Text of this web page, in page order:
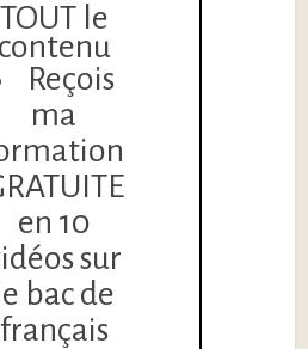
TOUT le
contenu
Reçois
ma
en 10
sur
le bac de
français